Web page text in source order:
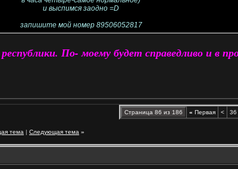
и выспимся заодно =D
запишите мой номер 89506052817
По- моему будет справедливо и в
Страница 86 из 186 « Первая < 36
тема | Следующая тема »